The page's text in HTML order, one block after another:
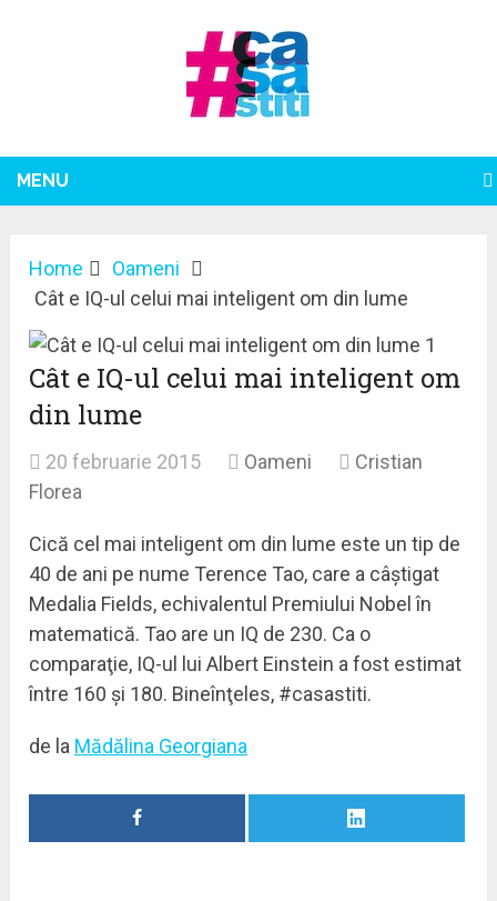
MENU
Home
Oameni
Cât e IQ-ul celui mai inteligent om din lume
Cât e IQ-ul celui mai inteligent om
din lume
20 februarie 2015 Oameni
Cristian
Florea
Cică cel mai inteligent om din lume este un tip de
40 de ani pe nume Terence Tao, care a câştigat
Medalia Fields, echivalentul Premiului Nobel în
matematică. Tao are un IQ de 230. Ca o
comparaţie, IQ-ul lui Albert Einstein a fost estimat
între 160 şi 180. Bineînţeles, #casastiti.
de la Mădălina Georgiana